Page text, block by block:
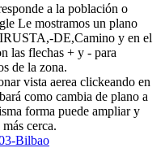
a la población o
Le mostramos un plano
DE,Camino y en el
las flechas + y - para
de la zona.
vista aerea clickeando en
como cambia de plano a
forma puede ampliar y
cerca.
Bilbao